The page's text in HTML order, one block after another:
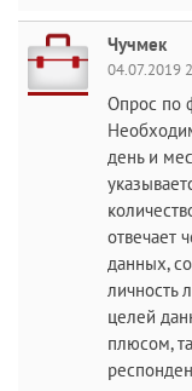
Чучмек
04.07.2019
Опрос по
день и
отвечает
данных,
личность
целей
плюсом,